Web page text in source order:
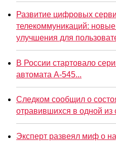
Развитие цифровых
телекоммуникаций:
улучшения для
В России стартовало
автомата А-545...
Следком сообщил о
отравившихся в одной из
Эксперт развеял миф о